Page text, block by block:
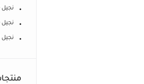
نجيل 30 مل
نجيل 40 مل
نجيل 6 مل